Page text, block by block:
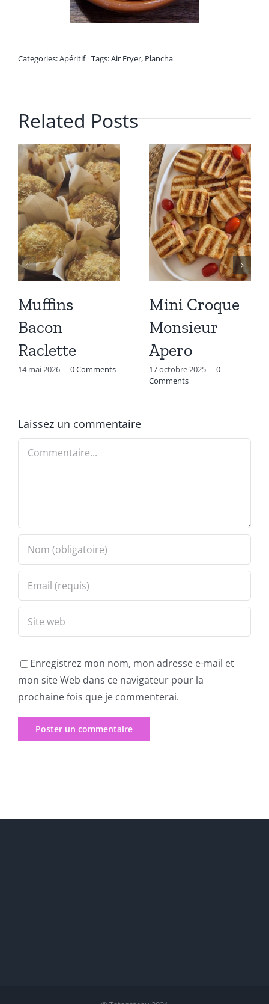
Categories:Apéritif Tags:Air Fryer, Plancha
Related Posts
Muffins
Bacon
Raclette
14 mai 2026 | 0 Comments
Mini Croque
Monsieur
Apero
17 octobre 2025 | 0
Comments
Laissez un commentaire
Commentaire
Enregistrez mon nom, mon adresse e-mail et
mon site Web dans ce navigateur pour la
prochaine fois que je commenterai.